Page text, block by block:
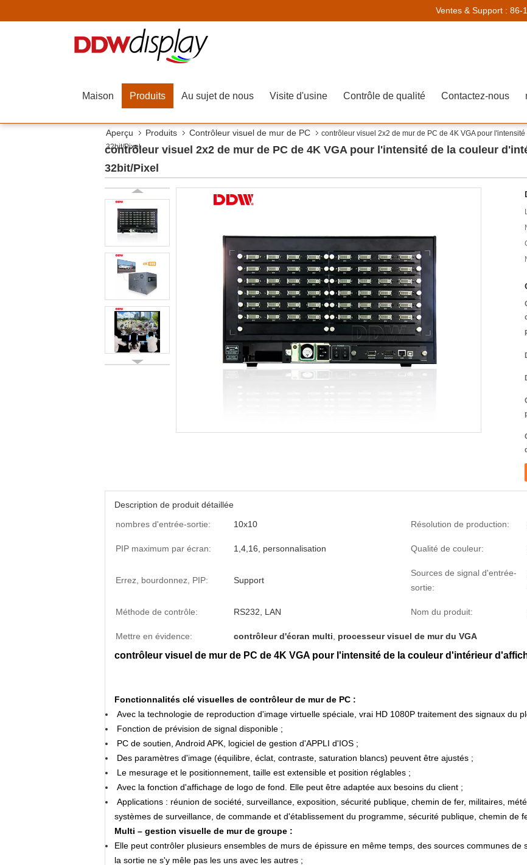
Ventes & Support : 86-
Maison Produits Au sujet de nous Visite d'usine Contrôle de qualité Contactez-nous
Aperçu Produits Contrôleur visuel de mur de PC
contrôleur visuel 2x2 de mur de PC de 4K VGA pour
32bit/Pixel
contrôleur visuel 2x2 de mur de PC de 4K VGA pour l'intensité de la couleur
32bit/Pixel
Description de produit détaillée
nombres d'entrée-sortie:
10x10 Résolution de production:
PIP maximum par écran: 1,4,16, personnalisation Qualité de couleur:
Errez, bourdonnez, PIP: Support
Sources de signal d'entrée-
sortie:
Méthode de contrôle: RS232, LAN Nom du produit:
Mettre en évidence: contrôleur d'écran multi processeur visuel de mur du VGA
contrôleur visuel de mur de PC de 4K VGA pour l'intensité de la couleur d'intérieur
Fonctionnalités clé visuelles de contrôleur de mur de PC :
Avec la technologie de reproduction d'image virtuelle spéciale, vrai HD 1080P traitement des signaux du
Fonction de prévision de signal disponible ;
PC de soutien, Android APK, logiciel de gestion d'APPLI d'IOS ;
Des paramètres d'image (équilibre, éclat, contraste, saturation blancs) peuvent être ajustés ;
Le mesurage et le positionnement, taille est extensible et position réglables ;
Avec la fonction d'affichage de logo de fond. Elle peut être adaptée aux besoins du client ;
Applications : réunion de société, surveillance, exposition, sécurité publique, chemin de fer, militaires,
systèmes de surveillance, de commande et d'établissement du programme, sécurité publique, chemin de
Multi – gestion visuelle de mur de groupe :
Elle peut contrôler plusieurs ensembles de murs de épissure en même temps, des sources communes
la sortie ne s'y mêle pas les uns avec les autres ;